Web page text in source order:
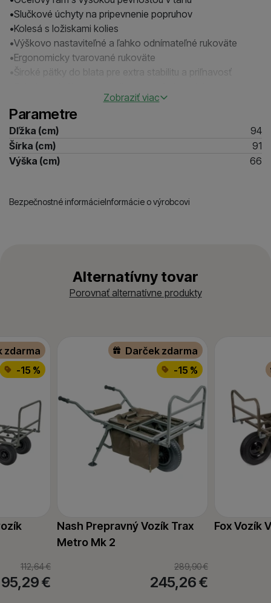
•Slučkové úchyty na pripevnenie popruhov
•Kolesá s ložiskami kolies
•Výškovo nastaviteľné a ľahko odnímateľné rukoväte
•Ergonomicky tvarované rukoväte
•Široké pätky do blata pre extra stabilitu a priľnavosť
zips a zadným vreckom na zips
•Kolo a podpery je možné ľahko zložiť
•Ľahko sa zmestí do väčšiny áut
•Dĺžka nákladu – 94 cm
Zobraziť viac
Parametre
Dľžka (cm)
94
Šírka (cm)
91
Výška (cm)
66
Bezpečnostné informácieInformácie o výrobcovi
Alternatívny tovar
Porovnať alternatívne produkty
Darček zdarma
-15 %
Nash Prepravný Vozík Trax
Metro Mk 2
289,90€
245,26€
Fox Vozík
zdarma
-15 %
112,64€
95,29€